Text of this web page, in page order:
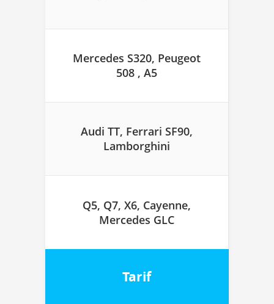
Mercedes S320, Peugeot
508 , A5
Audi TT, Ferrari SF90,
Lamborghini
Q5, Q7, X6, Cayenne,
Mercedes GLC
Tarif